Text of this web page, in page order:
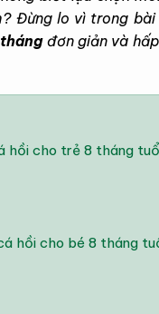
Đừng lo vì trong bài
đơn giản và
hồi cho trẻ 8 tháng
hồi cho bé 8 tháng